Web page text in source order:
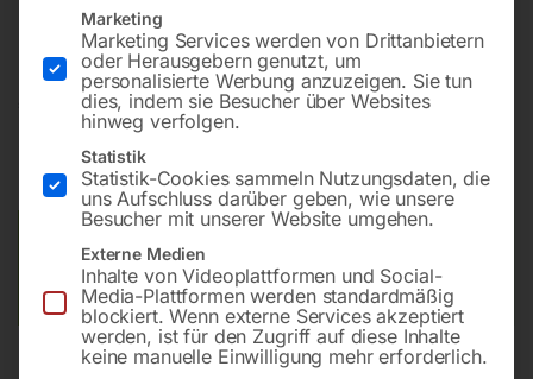
4 Meter, Ø 150mm, stehende Montage (Type Nr. 79 104)
1.020,00
inkl. MwSt. zzgl.Versandkosten
Lieferzeit:Auf Nachfrage
Bitte beachten Sie: Die Versandkosten gelten für Österreich.
Andere Länder können abweichen.
Marketing
Marketing Services werden von Drittanbietern
oder Herausgebern genutzt, um
personalisierte Werbung anzuzeigen. Sie tun
dies, indem sie Besucher über Websites
hinweg verfolgen.
Statistik
Statistik-Cookies sammeln Nutzungsdaten, die
uns Aufschluss darüber geben, wie unsere
Besucher mit unserer Website umgehen.
Externe Medien
Inhalte von Videoplattformen und Social-
Media-Plattformen werden standardmäßig
blockiert. Wenn externe Services akzeptiert
werden, ist für den Zugriff auf diese Inhalte
keine manuelle Einwilligung mehr erforderlich.